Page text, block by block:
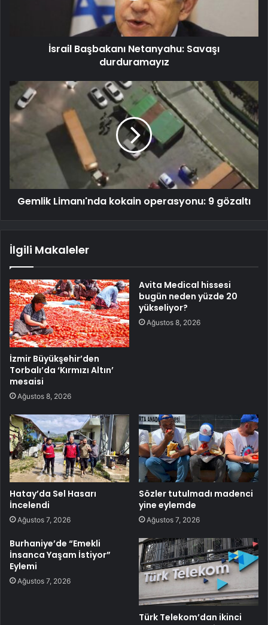
İsrail Başbakanı Netanyahu: Savaşı
durduramayız
Gemlik Limanı'nda kokain operasyonu: 9 gözaltı
İlgili Makaleler
İzmir Büyükşehir’den
Torbalı’da ‘Kırmızı Altın’
mesaisi
Ağustos 8, 2026
Avita Medical hissesi
bugün neden yüzde 20
yükseliyor?
Ağustos 8, 2026
Hatay’da Sel Hasarı
İncelendi
Ağustos 7, 2026
Sözler tutulmadı madenci
yine eylemde
Ağustos 7, 2026
Burhaniye’de “Emekli
İnsanca Yaşam İstiyor”
Eylemi
Ağustos 7, 2026
Türk Telekom’dan ikinci